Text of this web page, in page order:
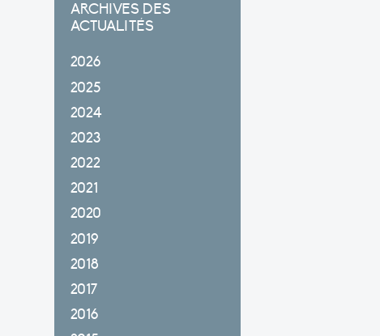
ARCHIVES DES
ACTUALITÉS
2026
2025
2024
2023
2022
2021
2020
2019
2018
2017
2016